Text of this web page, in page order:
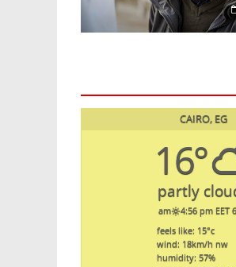
15 مارس، 2026
CAIRO, EG
16°
partly
4:56 pm EET
feels like: 15°c
wind: 18km/h nw
humidity: 57%